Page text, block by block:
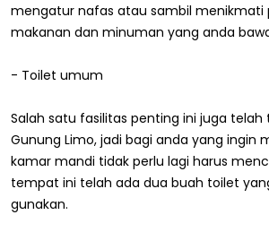
mengatur nafas atau sambil menikmati
makanan dan minuman yang anda
- Toilet umum
Salah satu fasilitas penting ini juga telah
Gunung Limo, jadi bagi anda yang ingin
kamar mandi tidak perlu lagi harus
tempat ini telah ada dua buah toilet
gunakan.